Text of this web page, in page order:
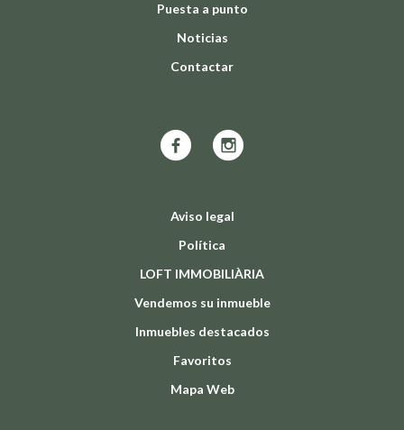
Puesta a punto
Noticias
Contactar
Aviso legal
Política
LOFT IMMOBILIÀRIA
Vendemos su inmueble
Inmuebles destacados
Favoritos
Mapa Web